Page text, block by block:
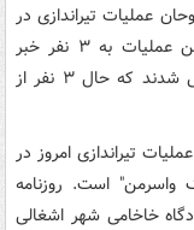
عملیات تیراندازی در
شهرک راموت در قدس و افزایش کشته‌های این عملیات به ۳ نفر خبر
دادند. در این عملیات ۶ صهیونیست دیگر زخمی شدند که حال ۳ نفر از
تیراندازی امروز در
واسرمن" است. روزنامه
خاخامی شهر اشغالی